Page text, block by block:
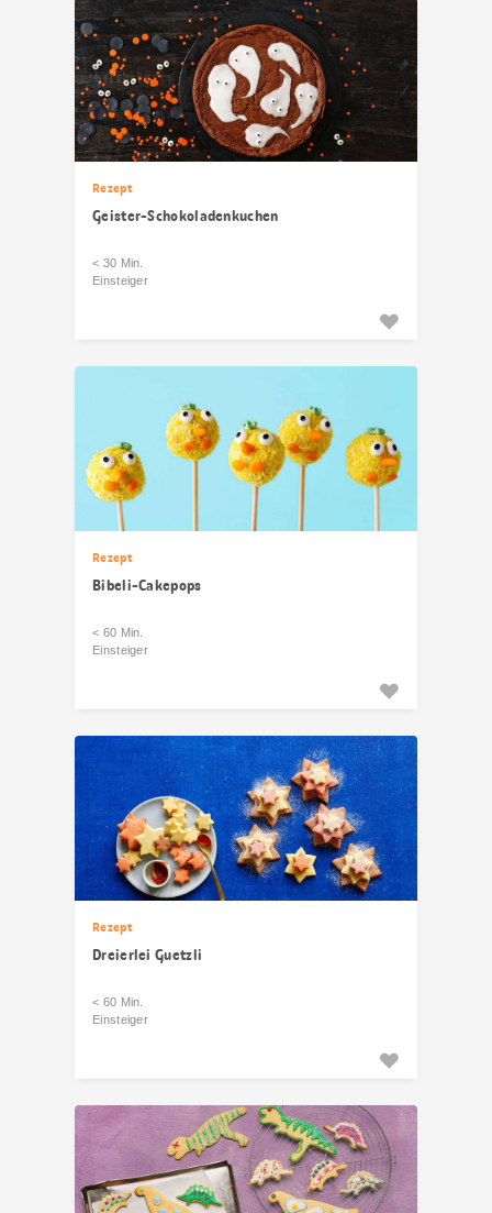
Rezept
Geister-Schokoladenkuchen
< 30 Min.
Einsteiger
Rezept
Bibeli-Cakepops
< 60 Min.
Einsteiger
Rezept
Dreierlei Guetzli
< 60 Min.
Einsteiger